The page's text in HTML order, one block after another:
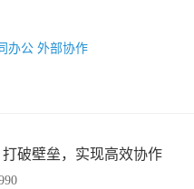
办公 外部协作
破壁垒，实现高效协作